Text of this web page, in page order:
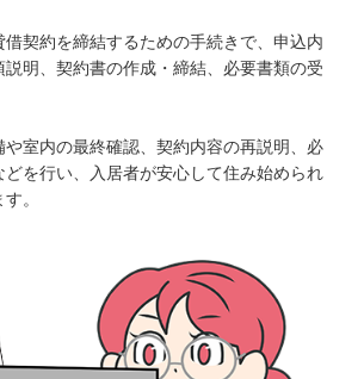
借契約を締結するための手続きで、申込内
明、契約書の作成・締結、必要書類の受
室内の最終確認、契約内容の再説明、必
を行い、入居者が安心して住み始められ
。